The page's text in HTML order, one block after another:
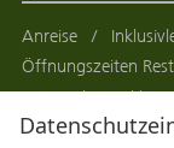
Anreise
Öffnungszeiten
Sitemap
AGB